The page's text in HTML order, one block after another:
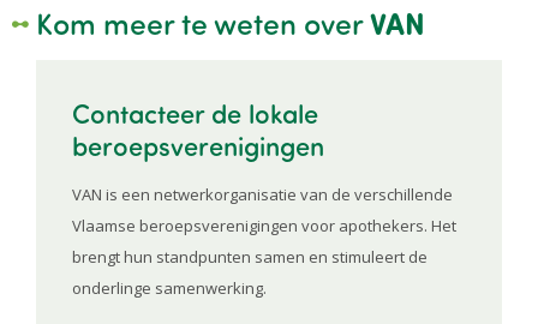
Kom meer te weten overVAN
Contacteer de lokale
beroepsverenigingen
VAN is een netwerkorganisatie van de verschillende
Vlaamse beroepsverenigingen voor apothekers. Het
brengt hun standpunten samen en stimuleert de
onderlinge samenwerking.